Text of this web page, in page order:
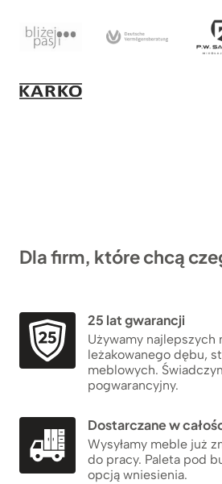
Dla firm, które chcą
25 lat gwarancji
Używamy najlepszych
leżakowanego dębu,
meblowych.
pogwarancyjny.
Dostarczane w
Wysyłamy meble już
do pracy. Paleta pod
opcją wniesienia.